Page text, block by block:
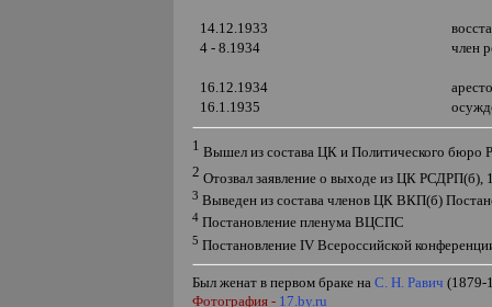
14.12.1933
4 - 8.1934
член
16.12.1934
16.1.1935
1 Вышел из состава ЦК и Политического бюро
2 Отозвал заявление о выходе из ЦК
3 Выведен из состава членов ЦК ВКП(б)
4 Постановление пленума ВЦСПС
5 ПостановлениеIVВсероссийской
Был женат в первом браке наС. Н. Равич (1879-
Фотография - 17.by.ru